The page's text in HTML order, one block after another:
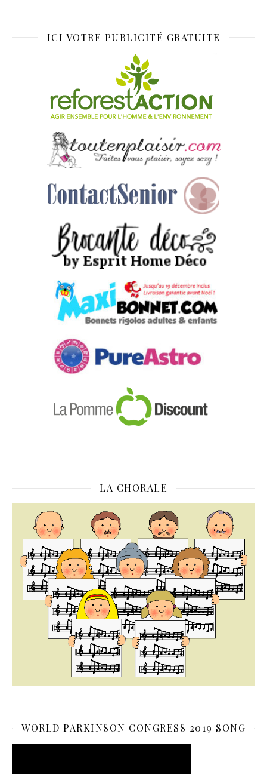
ICI VOTRE PUBLICITÉ GRATUITE
LA CHORALE
WORLD PARKINSON CONGRESS 2019 SONG